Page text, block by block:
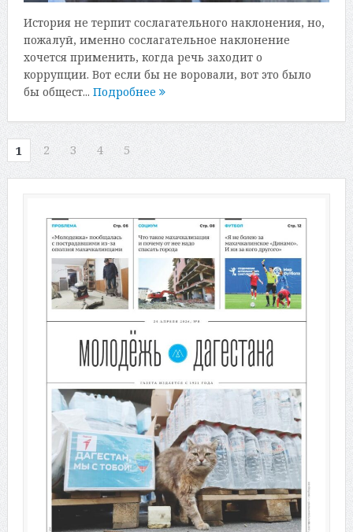
История не терпит сослагательного наклонения, но,
пожалуй, именно сослагательное наклонение
хочется применить, когда речь заходит о
коррупции. Вот если бы не воровали, вот это было
бы общест... Подробнее
1 2 3 4 5